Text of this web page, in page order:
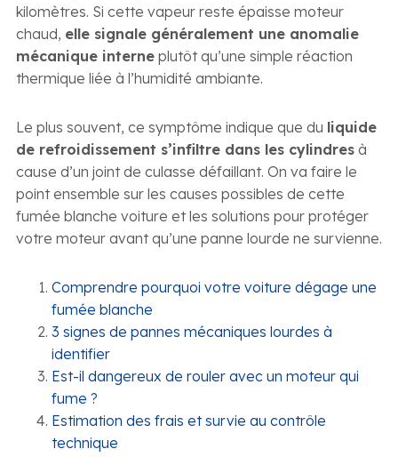
kilomètres. Si cette vapeur reste épaisse moteur
chaud, elle signale généralement une anomalie
mécanique interneplutôt qu’une simple réaction
thermique liée à l’humidité ambiante.
Le plus souvent, ce symptôme indique que du liquide
de refroidissement s’infiltre dans les cylindresà
cause d’un joint de culasse défaillant. On va faire le
point ensemble sur les causes possibles de cette
fumée blanche voiture et les solutions pour protéger
votre moteur avant qu’une panne lourde ne survienne.
Comprendre pourquoi votre voiture dégage une
fumée blanche
3 signes de pannes mécaniques lourdes à
identifier
Est-il dangereux de rouler avec un moteur qui
fume ?
Estimation des frais et survie au contrôle
technique